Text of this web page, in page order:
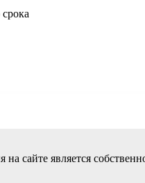
сайте является